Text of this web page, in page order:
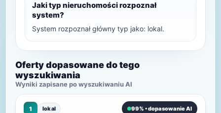
Jaki typ nieruchomości rozpoznał
system?
System rozpoznał główny typ jako: lokal.
Oferty dopasowane do tego
wyszukiwania
Wyniki zapisane po wyszukiwaniu AI
1 lokal 99% • dopasowanie AI